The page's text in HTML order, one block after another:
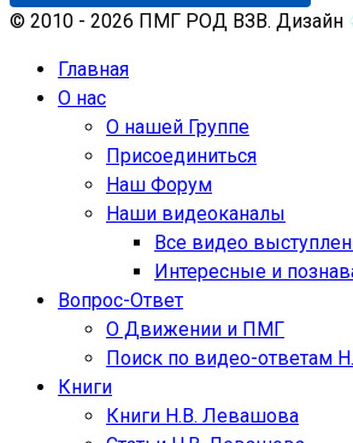
© 2010 - 2026 ПМГ РОД ВЗВ. Дизайн
Главная
О нас
О нашей Группе
Присоединиться
Наш Форум
Наши видеоканалы
Все видео
Интересные и
Вопрос-Ответ
О Движении и ПМГ
Поиск по видео-ответам
Книги
Книги Н.В. Левашова